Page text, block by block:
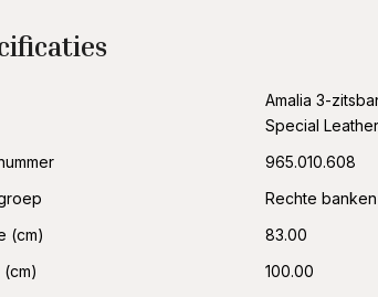
Amalia 3-
Special Leather
965.010.608
Rechte banken
(cm)
83.00
100.00